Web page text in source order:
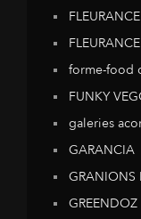
forme-food
FUNKY
galeries
GARANCIA
GRANIONS
GREENDOZ